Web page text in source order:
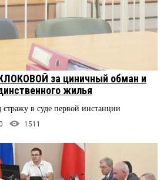
за циничный обман и
жилья
в суде первой инстанции
0 1511